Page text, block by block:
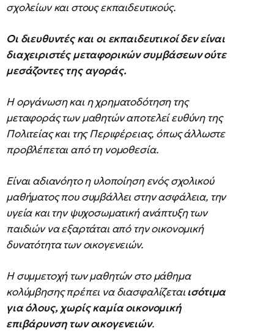
σχολείων και στους εκπαιδευτικούς.
Οι διευθυντές και οι εκπαιδευτικοί δεν είναι
διαχειριστές μεταφορικών συμβάσεων ούτε
μεσάζοντες της αγοράς.
Η οργάνωση και η χρηματοδότηση της
μεταφοράς των μαθητών αποτελεί ευθύνη της
Πολιτείας και της Περιφέρειας, όπως άλλωστε
προβλέπεται από τη νομοθεσία.
Είναι αδιανόητο η υλοποίηση ενός σχολικού
μαθήματος που συμβάλλει στην ασφάλεια, την
υγεία και την ψυχοσωματική ανάπτυξη των
παιδιών να εξαρτάται από την οικονομική
δυνατότητα των οικογενειών.
Η συμμετοχή των μαθητών στο μάθημα
κολύμβησης πρέπει να διασφαλίζεταιισότιμα
για όλους, χωρίς καμία οικονομική
επιβάρυνση των οικογενειών.